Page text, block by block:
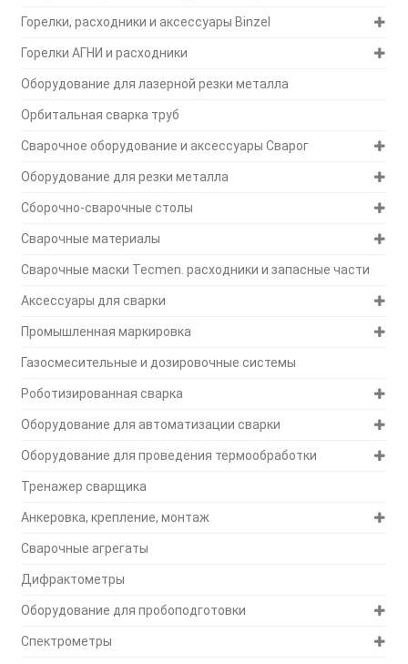
Горелки, расходники и аксессуары Binzel
Горелки АГНИ и расходники
Оборудование для лазерной резки металла
Орбитальная сварка труб
Сварочное оборудование и аксессуары Сварог
Оборудование для резки металла
Сборочно-сварочные столы
Сварочные материалы
Сварочные маски Tecmen. расходники и запасные части
Аксессуары для сварки
Промышленная маркировка
Газосмесительные и дозировочные системы
Роботизированная сварка
Оборудование для автоматизации сварки
Оборудование для проведения термообработки
Тренажер сварщика
Анкеровка, крепление, монтаж
Сварочные агрегаты
Дифрактометры
Оборудование для пробоподготовки
Спектрометры